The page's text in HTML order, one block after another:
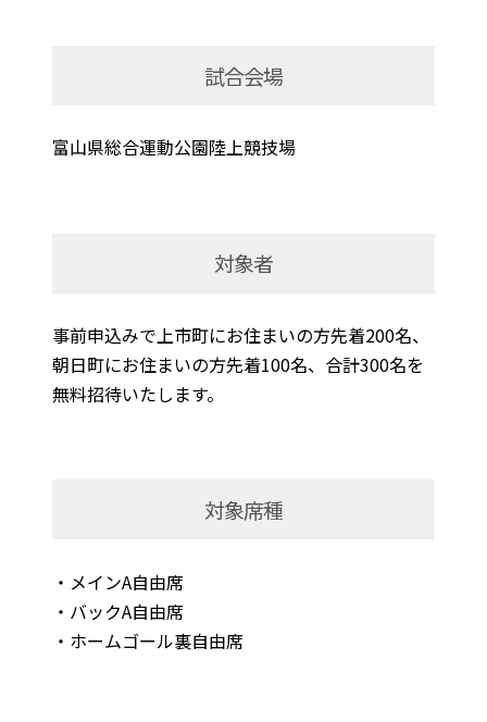
試合会場
富山県総合運動公園陸上競技場
対象者
事前申込みで上市町にお住まいの方先着200名、
朝日町にお住まいの方先着100名、合計300名を
無料招待いたします。
対象席種
・メインA自由席
・バックA自由席
・ホームゴール裏自由席